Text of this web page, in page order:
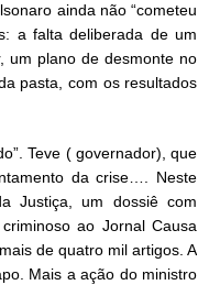
ainda não “cometeu
a falta deliberada de um
um plano de desmonte no
pasta, com os resultados
Teve ( governador), que
da crise…. Neste
Justiça, um dossiê com
ao Jornal Causa
de quatro mil artigos. A
Mais a ação do ministro